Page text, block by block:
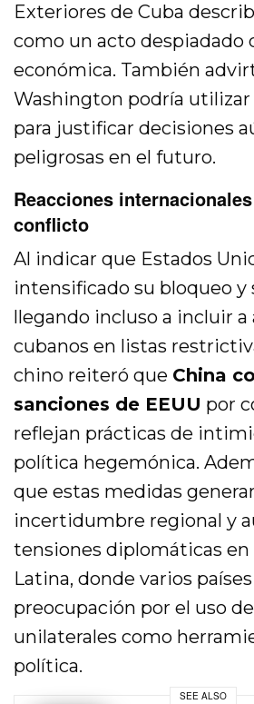
Exteriores de Cuba
como un acto despiadado
económica. También
Washington podría utilizar
para justificar decisiones
peligrosas en el futuro.
Reacciones
conflicto
Al indicar que Estados
intensificado su bloqueo y
llegando incluso a incluir
cubanos en listas
chino reiteró que China
sanciones de EEUU por
reflejan prácticas de
política hegemónica.
que estas medidas
incertidumbre regional y
tensiones diplomáticas en
Latina, donde varios
preocupación por el uso
unilaterales como
política.
SEE ALSO